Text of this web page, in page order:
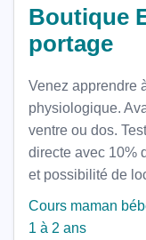
Boutique
portage
Venez apprendre
physiologique.
ventre ou dos.
directe avec 10%
et possibilité de
Cours maman
1 à 2 ans